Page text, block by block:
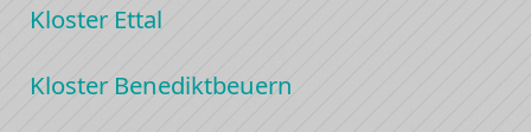
Kloster Ettal
Kloster Benediktbeuern